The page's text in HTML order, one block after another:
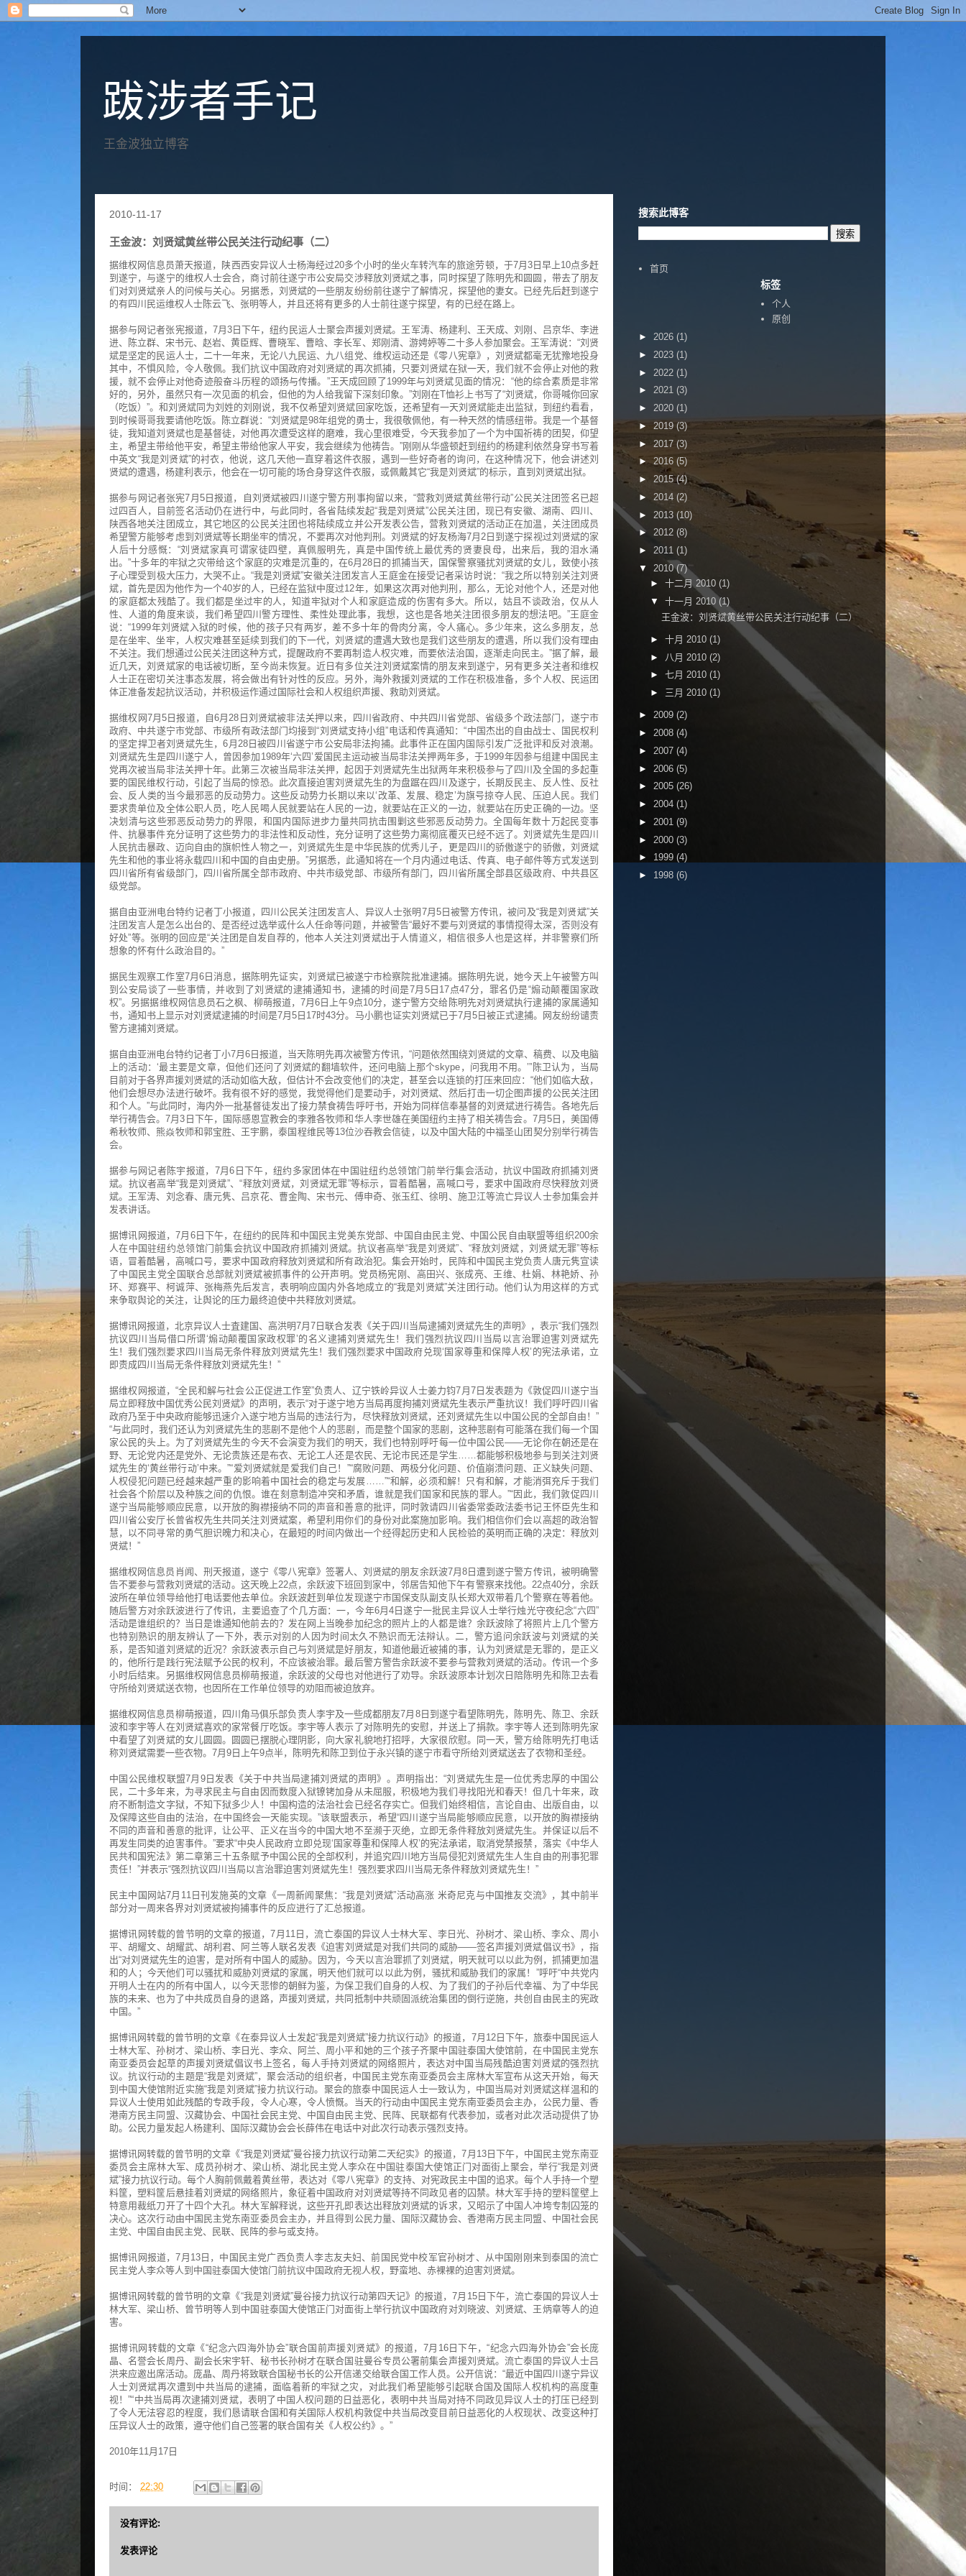
跋涉者手记
王金波独立博客
2010-11-17
王金波：刘贤斌黄丝带公民关注行动纪事（二）
据维权网信息员萧天报道，陕西西安异议人士杨海经过20多个小时的坐火车转汽车的旅途劳顿，于7月3日早上10点多赶
到遂宁，与遂宁的维权人士会合，商讨前往遂宁市公安局交涉释放刘贤斌之事，同时探望了陈明先和圆圆，带去了朋友
们对刘贤斌亲人的问候与关心。另据悉，刘贤斌的一些朋友纷纷前往遂宁了解情况，探望他的妻女。已经先后赶到遂宁
的有四川民运维权人士陈云飞、张明等人，并且还将有更多的人士前往遂宁探望，有的已经在路上。
据参与网记者张宪报道，7月3日下午，纽约民运人士聚会声援刘贤斌。王军涛、杨建利、王天成、刘刚、吕京华、李进
进、陈立群、宋书元、赵岩、黄臣辉、曹晓军、曹晗、李长军、郑刚清、游娉婷等二十多人参加聚会。王军涛说：“刘贤
斌是坚定的民运人士，二十一年来，无论八九民运、九八组党、维权运动还是《零八宪章》，刘贤斌都毫无犹豫地投身
其中，不惧风险，令人敬佩。我们抗议中国政府对刘贤斌的再次抓捕，只要刘贤斌在狱一天，我们就不会停止对他的救
援，就不会停止对他奇迹般奋斗历程的颂扬与传播。”王天成回顾了1999年与刘贤斌见面的情况：“他的综合素质是非常
好的，另外，虽然只有一次见面的机会，但他的为人给我留下深刻印象。”刘刚在T恤衫上书写了“刘贤斌，你哥喊你回家
（吃饭）”。和刘贤斌同为刘姓的刘刚说，我不仅希望刘贤斌回家吃饭，还希望有一天刘贤斌能走出监狱，到纽约看看，
到时候哥哥我要请他吃饭。陈立群说：“刘贤斌是98年组党的勇士，我很敬佩他，有一种天然的情感纽带。我是一个基督
徒，我知道刘贤斌也是基督徒，对他再次遭受这样的磨难，我心里很难受，今天我参加了一个为中国祈祷的团契，仰望
主，希望主带给他平安，希望主带给他家人平安，我会继续为他祷告。”刚刚从华盛顿赶到纽约的杨建利依然身穿书写着
中英文“我是刘贤斌”的衬衣，他说，这几天他一直穿着这件衣服，遇到一些好奇者的询问，在这种情况下，他会讲述刘
贤斌的遭遇，杨建利表示，他会在一切可能的场合身穿这件衣服，或佩戴其它“我是刘贤斌”的标示，直到刘贤斌出狱。
据参与网记者张宪7月5日报道，自刘贤斌被四川遂宁警方刑事拘留以来，“营救刘贤斌黄丝带行动”公民关注团签名已超
过四百人，目前签名活动仍在进行中，与此同时，各省陆续发起“我是刘贤斌”公民关注团，现已有安徽、湖南、四川、
陕西各地关注团成立，其它地区的公民关注团也将陆续成立并公开发表公告，营救刘贤斌的活动正在加温，关注团成员
希望警方能够考虑到刘贤斌等长期坐牢的情况，不要再次对他判刑。刘贤斌的好友杨海7月2日到遂宁探视过刘贤斌的家
人后十分感慨：“刘贤斌家真可谓家徒四壁，真佩服明先，真是中国传统上最优秀的贤妻良母，出来后，我的泪水涌
出。”十多年的牢狱之灾带给这个家庭的灾难是沉重的，在6月28日的抓捕当天，国保警察骚扰刘贤斌的女儿，致使小孩
子心理受到极大压力，大哭不止。“我是刘贤斌”安徽关注团发言人王庭金在接受记者采访时说：“我之所以特别关注刘贤
斌，首先是因为他作为一个40岁的人，已经在监狱中度过12年，如果这次再对他判刑，那么，无论对他个人，还是对他
的家庭都太残酷了。我们都是坐过牢的人，知道牢狱对个人和家庭造成的伤害有多大。所以，姑且不谈政治，仅从人
性、人道的角度来谈，我们希望四川警方理性、柔性处理此事，我想，这也是各地关注团很多朋友的想法吧。”王庭金
说：“1999年刘贤斌入狱的时候，他的孩子只有两岁，差不多十年的骨肉分离，令人痛心。多少年来，这么多朋友，总
是在坐牢、坐牢，人权灾难甚至延续到我们的下一代，刘贤斌的遭遇大致也是我们这些朋友的遭遇，所以我们没有理由
不关注。我们想通过公民关注团这种方式，提醒政府不要再制造人权灾难，而要依法治国，逐渐走向民主。”据了解，最
近几天，刘贤斌家的电话被切断，至今尚未恢复。近日有多位关注刘贤斌案情的朋友来到遂宁，另有更多关注者和维权
人士正在密切关注事态发展，将会做出有针对性的反应。另外，海外救援刘贤斌的工作在积极准备，多个人权、民运团
体正准备发起抗议活动，并积极运作通过国际社会和人权组织声援、救助刘贤斌。
据维权网7月5日报道，自6月28日刘贤斌被非法关押以来，四川省政府、中共四川省党部、省级多个政法部门，遂宁市
政府、中共遂宁市党部、市级所有政法部门均接到“刘贤斌支持小组”电话和传真通知：“中国杰出的自由战士、国民权利
的坚定捍卫者刘贤斌先生，6月28日被四川省遂宁市公安局非法拘捕。此事件正在国内国际引发广泛批评和反对浪潮。
刘贤斌先生是四川遂宁人，曾因参加1989年‘六四’爱国民主运动被当局非法关押两年多，于1999年因参与组建中国民主
党再次被当局非法关押十年。此第三次被当局非法关押，起因于刘贤斌先生出狱两年来积极参与了四川及全国的多起重
要的国民维权行动，引起了当局的惊恐。此次直接迫害刘贤斌先生的为盘踞在四川及遂宁，长期反民主、反人性、反社
会、反人类的当今最邪恶的反动势力。这些反动势力长期以来以‘改革、发展、稳定’为旗号掠夺人民、压迫人民。我们
要求贵单位及全体公职人员，吃人民喝人民就要站在人民的一边，就要站在正义的一边，就要站在历史正确的一边。坚
决划清与这些邪恶反动势力的界限，和国内国际进步力量共同抗击围剿这些邪恶反动势力。全国每年数十万起民变事
件、抗暴事件充分证明了这些势力的非法性和反动性，充分证明了这些势力离彻底覆灭已经不远了。刘贤斌先生是四川
人民抗击暴政、迈向自由的旗帜性人物之一，刘贤斌先生是中华民族的优秀儿子，更是四川的骄傲遂宁的骄傲，刘贤斌
先生和他的事业将永载四川和中国的自由史册。”另据悉，此通知将在一个月内通过电话、传真、电子邮件等方式发送到
四川省所有省级部门，四川省所属全部市政府、中共市级党部、市级所有部门，四川省所属全部县区级政府、中共县区
级党部。
据自由亚洲电台特约记者丁小报道，四川公民关注团发言人、异议人士张明7月5日被警方传讯，被问及“我是刘贤斌”关
注团发言人是怎么出台的、是否经过选举或什么人任命等问题，并被警告“最好不要与刘贤斌的事情搅得太深，否则没有
好处”等。张明的回应是“关注团是自发自荐的，他本人关注刘贤斌出于人情道义，相信很多人也是这样，并非警察们所
想象的怀有什么政治目的。”
据民生观察工作室7月6日消息，据陈明先证实，刘贤斌已被遂宁市检察院批准逮捕。据陈明先说，她今天上午被警方叫
到公安局谈了一些事情，并收到了刘贤斌的逮捕通知书，逮捕的时间是7月5日17点47分，罪名仍是“煽动颠覆国家政
权”。另据据维权网信息员石之枫、柳萌报道，7月6日上午9点10分，遂宁警方交给陈明先对刘贤斌执行逮捕的家属通知
书，通知书上显示对刘贤斌逮捕的时间是7月5日17时43分。马小鹏也证实刘贤斌已于7月5日被正式逮捕。网友纷纷谴责
警方逮捕刘贤斌。
据自由亚洲电台特约记者丁小7月6日报道，当天陈明先再次被警方传讯，“问题依然围绕刘贤斌的文章、稿费、以及电脑
上的活动：‘最主要是文章，但他们还问了刘贤斌的翻墙软件，还问电脑上那个skype，问我用不用。’”陈卫认为，当局
目前对于各界声援刘贤斌的活动如临大敌，但估计不会改变他们的决定，甚至会以连锁的打压来回应：“他们如临大敌，
他们会想尽办法进行破坏。我有很不好的感觉，我觉得他们是要动手，对刘贤斌、然后打击一切企图声援的公民关注团
和个人。”与此同时，海内外一批基督徒发出了接力禁食祷告呼吁书，开始为同样信奉基督的刘贤斌进行祷告。各地先后
举行祷告会。7月3日下午，国际感恩宣教会的李雅各牧师和华人李世雄在美国纽约主持了相关祷告会。7月5日，美国傅
希秋牧师、熊焱牧师和郭宝胜、王宇鹏，泰国程维民等13位沙吞教会信徒，以及中国大陆的中福圣山团契分别举行祷告
会。
据参与网记者陈宇报道，7月6日下午，纽约多家团体在中国驻纽约总领馆门前举行集会活动，抗议中国政府抓捕刘贤
斌。抗议者高举“我是刘贤斌”、“释放刘贤斌，刘贤斌无罪”等标示，冒着酷暑，高喊口号，要求中国政府尽快释放刘贤
斌。王军涛、刘念春、唐元隽、吕京花、曹金陶、宋书元、傅申奇、张玉红、徐明、施卫江等流亡异议人士参加集会并
发表讲话。
据博讯网报道，7月6日下午，在纽约的民阵和中国民主党美东党部、中国自由民主党、中国公民自由联盟等组织200余
人在中国驻纽约总领馆门前集会抗议中国政府抓捕刘贤斌。抗议者高举“我是刘贤斌”、“释放刘贤斌，刘贤斌无罪”等标
语，冒着酷暑，高喊口号，要求中国政府释放刘贤斌和所有政治犯。集会开始时，民阵和中国民主党负责人唐元隽宣读
了中国民主党全国联合总部就刘贤斌被抓事件的公开声明。党员杨宪刚、高田兴、张成亮、王维、杜娟、林艳娇、孙
环、郑赛平、柯诚萍、张梅燕先后发言，表明响应国内外各地成立的“我是刘贤斌”关注团行动。他们认为用这样的方式
来争取舆论的关注，让舆论的压力最终迫使中共释放刘贤斌。
据博讯网报道，北京异议人士査建国、高洪明7月7日联合发表《关于四川当局逮捕刘贤斌先生的声明》，表示“我们强烈
抗议四川当局借口所谓‘煽动颠覆国家政权罪’的名义逮捕刘贤斌先生！我们强烈抗议四川当局以言治罪迫害刘贤斌先
生！我们强烈要求四川当局无条件释放刘贤斌先生！我们强烈要求中国政府兑现‘国家尊重和保障人权’的宪法承诺，立
即责成四川当局无条件释放刘贤斌先生！”
据维权网报道，“全民和解与社会公正促进工作室”负责人、辽宁铁岭异议人士姜力钧7月7日发表题为《敦促四川遂宁当
局立即释放中国优秀公民刘贤斌》的声明，表示“对于遂宁地方当局再度拘捕刘贤斌先生表示严重抗议！我们呼吁四川省
政府乃至于中央政府能够迅速介入遂宁地方当局的违法行为，尽快释放刘贤斌，还刘贤斌先生以中国公民的全部自由！”
“与此同时，我们还认为刘贤斌先生的悲剧不是他个人的悲剧，而是整个国家的悲剧，这种悲剧有可能落在我们每一个国
家公民的头上。为了刘贤斌先生的今天不会演变为我们的明天，我们也特别呼吁每一位中国公民——无论你在朝还是在
野、无论党内还是党外、无论贵族还是布衣、无论工人还是农民、无论市民还是学生……都能够积极地参与到关注刘贤
斌先生的‘黄丝带行动’中来。”“爱刘贤斌就是爱我们自己！”“腐败问题、两极分化问题、价值崩溃问题、正义缺失问题、
人权侵犯问题已经越来越严重的影响着中国社会的稳定与发展……”“和解，必须和解！只有和解，才能消弭充斥于我们
社会各个阶层以及种族之间的仇恨。谁在刻意制造冲突和矛盾，谁就是我们国家和民族的罪人。”“因此，我们敦促四川
遂宁当局能够顺应民意，以开放的胸襟接纳不同的声音和善意的批评，同时敦请四川省委常委政法委书记王怀臣先生和
四川省公安厅长曾省权先生共同关注刘贤斌案，希望利用你们的身份对此案施加影响。我们相信你们会以高超的政治智
慧，以不同寻常的勇气胆识魄力和决心，在最短的时间内做出一个经得起历史和人民检验的英明而正确的决定：释放刘
贤斌！”
据维权网信息员肖闻、刑天报道，遂宁《零八宪章》签署人、刘贤斌的朋友余跃波7月8日遭到遂宁警方传讯，被明确警
告不要参与营救刘贤斌的活动。这天晚上22点，余跃波下班回到家中，邻居告知他下午有警察来找他。22点40分，余跃
波所在单位领导给他打电话要他去单位。余跃波赶到单位发现遂宁市国保支队副支队长郑大双带着几个警察在等着他。
随后警方对余跃波进行了传讯，主要追查了个几方面：一，今年6月4日遂宁一批民主异议人士举行烛光守夜纪念“六四”
活动是谁组织的？当日是谁通知他前去的？发在网上当晚参加纪念的照片上的人都是谁？余跃波除了将照片上几个警方
也特别熟识的朋友辨认了一下外，表示对别的人因为时间太久不熟识而无法辩认。二，警方追问余跃波与刘贤斌的关
系，是否知道刘贤斌的近况？余跃波表示自己与刘贤斌是好朋友，知道他最近被捕的事，认为刘贤斌是无罪的，是正义
的，他所行是践行宪法赋予公民的权利，不应该被治罪。最后警方警告余跃波不要参与营救刘贤斌的活动。传讯一个多
小时后结束。另据维权网信息员柳萌报道，余跃波的父母也对他进行了劝导。余跃波原本计划次日陪陈明先和陈卫去看
守所给刘贤斌送衣物，也因所在工作单位领导的劝阻而被迫放弃。
据维权网信息员柳萌报道，四川角马俱乐部负责人李宇及一些成都朋友7月8日到遂宁看望陈明先，陈明先、陈卫、余跃
波和李宇等人在刘贤斌喜欢的家常餐厅吃饭。李宇等人表示了对陈明先的安慰，并送上了捐款。李宇等人还到陈明先家
中看望了刘贤斌的女儿圆圆。圆圆已摆脱心理阴影，向大家礼貌地打招呼，大家很欣慰。同一天，警方给陈明先打电话
称刘贤斌需要一些衣物。7月9日上午9点半，陈明先和陈卫到位于永兴镇的遂宁市看守所给刘贤斌送去了衣物和圣经。
中国公民维权联盟7月9日发表《关于中共当局逮捕刘贤斌的声明》。声明指出：“刘贤斌先生是一位优秀忠厚的中国公
民，二十多年来，为寻求民主与自由因而数度入狱镣铐加身从未屈服，积极地为我们寻找阳光和春天！但几十年来，政
府不断制造文字狱，不知下狱多少人！中国构造的法治社会已经名存实亡。但我们始终相信，言论自由、出版自由，以
及保障这些自由的法治，在中国终会一天能实现。”该联盟表示，希望“四川遂宁当局能够顺应民意，以开放的胸襟接纳
不同的声音和善意的批评，让公平、正义在当今的中国大地不至濒于灭绝，立即无条件释放刘贤斌先生。并保证以后不
再发生同类的迫害事件。”要求“中央人民政府立即兑现‘国家尊重和保障人权’的宪法承诺，取消党禁报禁，落实《中华人
民共和国宪法》第二章第三十五条赋予中国公民的全部权利，并追究四川地方当局侵犯刘贤斌先生人生自由的刑事犯罪
责任！”并表示“强烈抗议四川当局以言治罪迫害刘贤斌先生！强烈要求四川当局无条件释放刘贤斌先生！”
民主中国网站7月11日刊发施英的文章《一周新闻聚焦：“我是刘贤斌”活动高涨 米奇尼克与中国推友交流》，其中前半
部分对一周来各界对刘贤斌被拘捕事件的反应进行了汇总报道。
据博讯网转载的曾节明的文章的报道，7月11日，流亡泰国的异议人士林大军、李日光、孙树才、梁山桥、李众、周小
平、胡耀文、胡耀武、胡利君、阿兰等人联名发表《迫害刘贤斌是对我们共同的威胁——签名声援刘贤斌倡议书》，指
出“对刘贤斌先生的迫害，是对所有中国人的威胁。因为，今天以言治罪抓了刘贤斌，明天就可以以此为例，抓捕更加温
和的人；今天他们可以骚扰和威胁刘贤斌的家属，明天他们就可以以此为例，骚扰和威胁我们的家属！”呼吁“中共党内
开明人士在内的所有中国人，以今天悲惨的朝鲜为鉴，为保卫我们自身的人权、为了我们的子孙后代幸福、为了中华民
族的未来、也为了中共成员自身的退路，声援刘贤斌，共同抵制中共顽固派统治集团的倒行逆施，共创自由民主的宪政
中国。”
据博讯网转载的曾节明的文章《在泰异议人士发起“我是刘贤斌”接力抗议行动》的报道，7月12日下午，旅泰中国民运人
士林大军、孙树才、梁山桥、李日光、李众、阿兰、周小平和她的三个孩子齐聚中国驻泰国大使馆前，在中国民主党东
南亚委员会起草的声援刘贤斌倡议书上签名，每人手持刘贤斌的网络照片，表达对中国当局残酷迫害刘贤斌的强烈抗
议。抗议行动的主题是“我是刘贤斌”，聚会活动的组织者，中国民主党东南亚委员会主席林大军宣布从这天开始，每天
到中国大使馆附近实施“我是刘贤斌”接力抗议行动。聚会的旅泰中国民运人士一致认为，中国当局对刘贤斌这样温和的
异议人士使用如此残酷的专政手段，令人心寒，令人愤慨。当天的行动由中国民主党东南亚委员会主办，公民力量、香
港南方民主同盟、汉藏协会、中国社会民主党、中国自由民主党、民阵、民联都有代表参加，或者对此次活动提供了协
助。公民力量发起人杨建利、国际汉藏协会会长薛伟在电话中对此次行动表示强烈支持。
据博讯网转载的曾节明的文章《“我是刘贤斌”曼谷接力抗议行动第二天纪实》的报道，7月13日下午，中国民主党东南亚
委员会主席林大军、成员孙树才、梁山桥、湖北民主党人李众在中国驻泰国大使馆正门对面街上聚会，举行“我是刘贤
斌”接力抗议行动。每个人胸前佩戴着黄丝带，表达对《零八宪章》的支持、对宪政民主中国的追求。每个人手持一个塑
料筐，塑料筐后悬挂着刘贤斌的网络照片，象征着中国政府对刘贤斌等持不同政见者的囚禁。林大军手持的塑料筐壁上
特意用裁纸刀开了十四个大孔。林大军解释说，这些开孔即表达出释放刘贤斌的诉求，又昭示了中国人冲垮专制囚笼的
决心。这次行动由中国民主党东南亚委员会主办，并且得到公民力量、国际汉藏协会、香港南方民主同盟、中国社会民
主党、中国自由民主党、民联、民阵的参与或支持。
据博讯网报道，7月13日，中国民主党广西负责人李志友夫妇、前国民党中校军官孙树才、从中国刚刚来到泰国的流亡
民主党人李众等人到中国驻泰国大使馆门前抗议中国政府无视人权，野蛮地、赤裸裸的迫害刘贤斌。
据博讯网转载的曾节明的文章《“我是刘贤斌”曼谷接力抗议行动第四天记》的报道，7月15日下午，流亡泰国的异议人士
林大军、梁山桥、曾节明等人到中国驻泰国大使馆正门对面街上举行抗议中国政府对刘晓波、刘贤斌、王炳章等人的迫
害。
据博讯网转载的文章《“纪念六四海外协会”联合国前声援刘贤斌》的报道，7月16日下午，“纪念六四海外协会”会长庞
晶、名誉会长周丹、副会长宋宇轩、秘书长孙树才在联合国驻曼谷专员公署前集会声援刘贤斌。流亡泰国的异议人士吕
洪来应邀出席活动。庞晶、周丹将致联合国秘书长的公开信递交给联合国工作人员。公开信说：“最近中国四川遂宁异议
人士刘贤斌再次遭到中共当局的逮捕，面临着新的牢狱之灾，对此我们希望能够引起联合国及国际人权机构的高度重
视！”“中共当局再次逮捕刘贤斌，表明了中国人权问题的日益恶化，表明中共当局对持不同政见异议人士的打压已经到
了令人无法容忍的程度，我们恳请联合国和有关国际人权机构敦促中共当局改变目前日益恶化的人权现状、改变这种打
压异议人士的政策，遵守他们自己签署的联合国有关《人权公约》。”
2010年11月17日
时间： 22:30
没有评论:
发表评论
搜索此博客
首页
标签
个人
原创
► 2026 (1)
► 2023 (1)
► 2022 (1)
► 2021 (3)
► 2020 (1)
► 2019 (3)
► 2017 (3)
► 2016 (5)
► 2015(4)
► 2014 (2)
► 2013 (10)
► 2012 (8)
► 2011 (1)
▼ 2010(7)
► 十二月 2010 (1)
▼ 十一月 2010 (1)
王金波：刘贤斌黄丝带公民关注行动纪事（二）
► 十月 2010 (1)
► 八月 2010 (2)
► 七月 2010 (1)
► 三月 2010 (1)
► 2009 (2)
► 2008 (4)
► 2007 (4)
► 2006 (5)
► 2005 (26)
► 2004 (1)
► 2001 (9)
► 2000 (3)
► 1999 (4)
► 1998 (6)